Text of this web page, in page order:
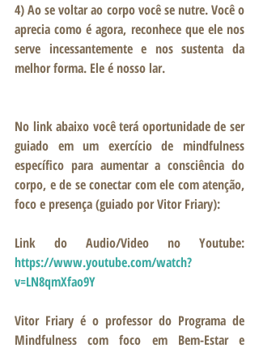
4) Ao se voltar ao corpo você se nutre. Você o
aprecia como é agora, reconhece que ele nos
serve incessantemente e nos sustenta da
melhor forma. Ele é nosso lar.
No link abaixo você terá oportunidade de ser
guiado em um exercício de mindfulness
específico para aumentar a consciência do
corpo, e de se conectar com ele com atenção,
foco e presença (guiado por Vitor Friary):
https://www.youtube.com/watch?
v=LN8qmXfao9Y
Vitor Friary é o professor do Programa de
Mindfulness com foco em Bem-Estar e